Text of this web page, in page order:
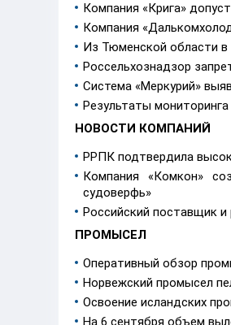
Компания «Крига»
Компания
Из Тюменской области в
Россельхознадзор
Система «Меркурий»
Результаты
НОВОСТИ КОМПАНИЙ
РРПК подтвердила
Компания «Комкон»
судоверфь»
Российский поставщик
ПРОМЫСЕЛ
Оперативный обзор
Норвежский промысел
Освоение исландских
На 6 сентября объем